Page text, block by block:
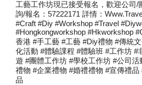
工藝工作坊現已接受報名，歡迎公司/
詢/報名：57222171 詳情：
#craft #diy #workshop #travel
#hongkongworkshop #hkworkshop
香港 #手工藝 #工藝 #diy禮物 #傳統
化活動 #體驗課程 #體驗班 #工作坊 #
遊 #團體工作坊 #學校工作坊 #公司
禮物 #企業禮物 #婚禮禮物 #宣傳禮品
品